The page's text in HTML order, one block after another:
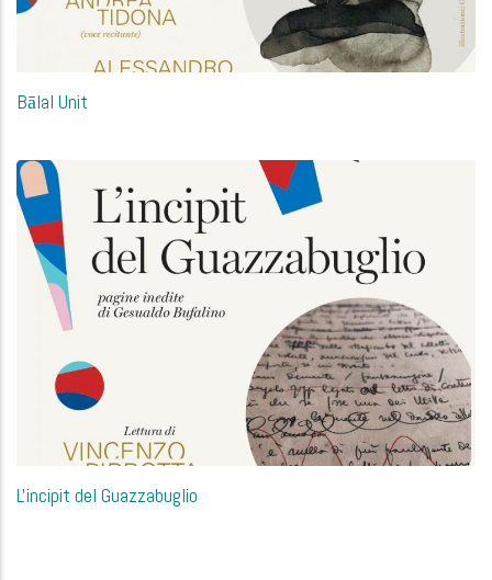
Bālal Unit
L'incipit del Guazzabuglio